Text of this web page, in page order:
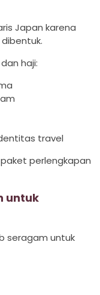
Japan karena
haji:
travel
perlengkapan
untuk
seragam untuk